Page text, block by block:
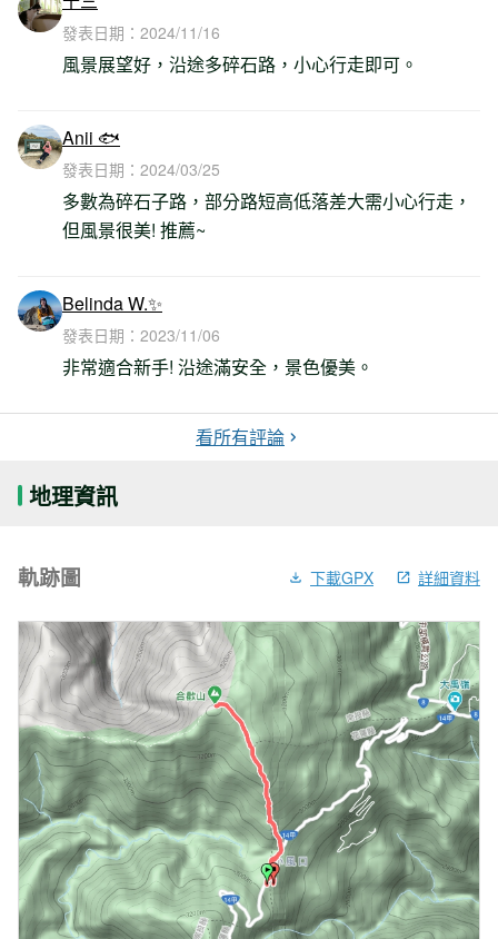
發表日期： 2024/11/16
風景展望好，沿途多碎石路，小心行走即可。
Anii 🐟
發表日期： 2024/03/25
多數為碎石子路，部分路短高低落差大需小心行走，
但風景很美! 推薦~
Belinda W.✨
發表日期： 2023/11/06
非常適合新手! 沿途滿安全，景色優美。
看所有評論
地理資訊
軌跡圖 下載GPX 詳細資料